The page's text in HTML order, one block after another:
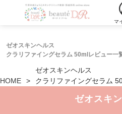
ゼオスキンヘルス
クラリファイングセラム 50mlレビュー一
マ
HOME
ゼオスキンヘルス
クラリファイングセラム
ゼオスキ